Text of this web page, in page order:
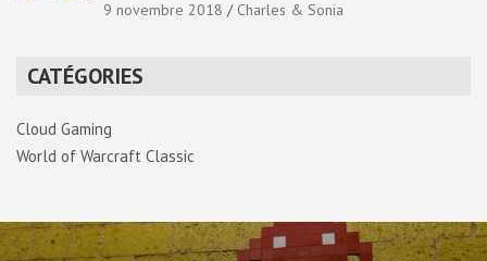
9 novembre 2018 Charles & Sonia
CATÉGORIES
Cloud Gaming
World of Warcraft Classic